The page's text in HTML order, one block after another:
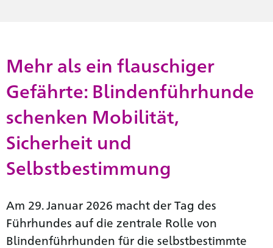
Mehr als ein flauschiger
Gefährte: Blindenführhunde
schenken Mobilität,
Sicherheit und
Selbstbestimmung
Am 29. Januar 2026 macht der Tag des
Führhundes auf die zentrale Rolle von
Blindenführhunden für die selbstbestimmte